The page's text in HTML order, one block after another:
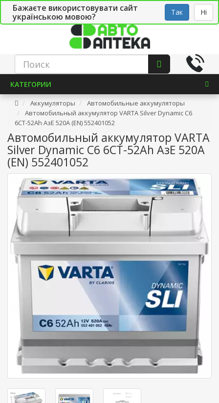
Бажаєте використовувати сайт
українською мовою?
Так Ні
СТО Укр
КАТЕГОРИИ
Аккумуляторы
Автомобильные аккумуляторы
Автомобильный аккумулятор VARTA Silver Dynamic C6
6СТ-52Ah АзЕ 520A (EN) 552401052
Автомобильный аккумулятор VARTA
Silver Dynamic C6 6СТ-52Ah АзЕ 520A
(EN) 552401052